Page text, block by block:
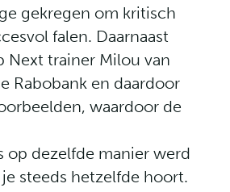
gekregen om kritisch
falen. Daarnaast
Next trainer Milou van
Rabobank en daardoor
waardoor de
op dezelfde manier werd
steeds hetzelfde hoort.